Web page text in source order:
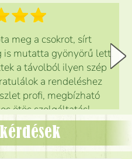
meg a csokrot, sírt
is mutatta gyönyörű lett.
a távolból ilyen szép
a rendeléshez
profi, megbízható
ötös szolgáltatás!
Mónika